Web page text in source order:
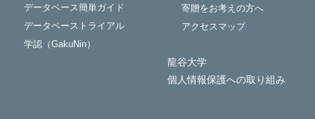
データベース簡単ガイド
データベーストライアル
学認（GakuNin）
寄贈をお考えの方へ
アクセスマップ
龍谷大学
個人情報保護への取り組み